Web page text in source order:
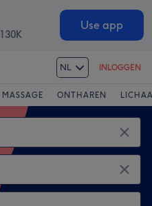
130K
Use app
NL INLOGGEN
MASSAGE ONTHAREN